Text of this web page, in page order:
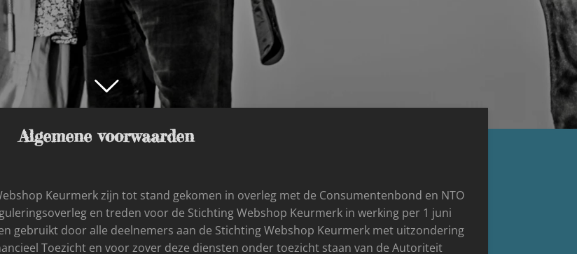
Algemene voorwaarden
Keurmerk zijn tot stand gekomen in overleg met de Consumentenbond en NTO
en treden voor de Stichting Webshop Keurmerk in werking per 1 juni
gebruikt door alle deelnemers aan de Stichting Webshop Keurmerk met uitzondering
Toezicht en voor zover deze diensten onder toezicht staan van de Autoriteit